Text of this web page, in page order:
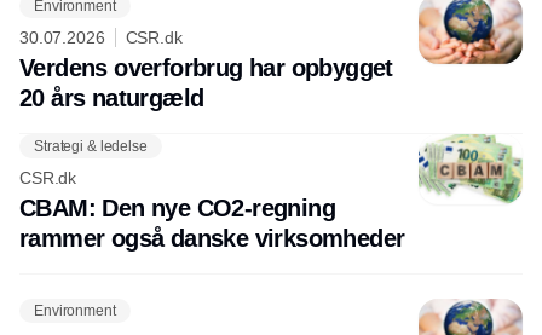
Environment
30.07.2026 CSR.dk
Verdens overforbrug har opbygget
20 års naturgæld
Strategi & ledelse
CSR.dk
CBAM: Den nye CO2-regning
rammer også danske virksomheder
Environment